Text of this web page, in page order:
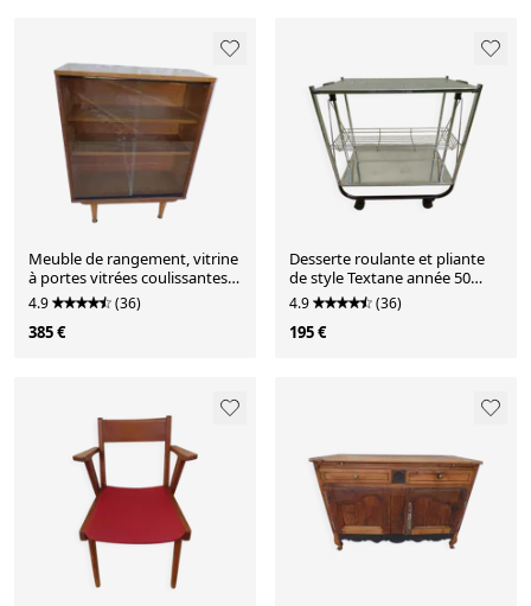
Meuble de rangement, vitrine
à portes vitrées coulissantes,
esprit scandina
4.9 (36)
385 €
Desserte roulante et pliante
de style Textane année 50
vintage sur ses gros
4.9 (36)
195 €